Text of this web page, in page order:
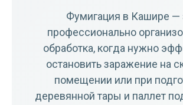
Фумигация в Кашире —
профессионально
обработка, когда нужно
остановить заражение на
помещении или при
деревянной тары и паллет